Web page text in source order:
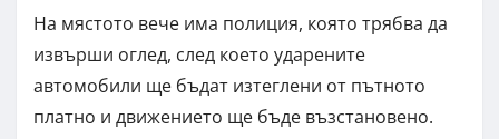
На мястото вече има полиция, която трябва да
извърши оглед, след което ударените
автомобили ще бъдат изтеглени от пътното
платно и движението ще бъде възстановено.